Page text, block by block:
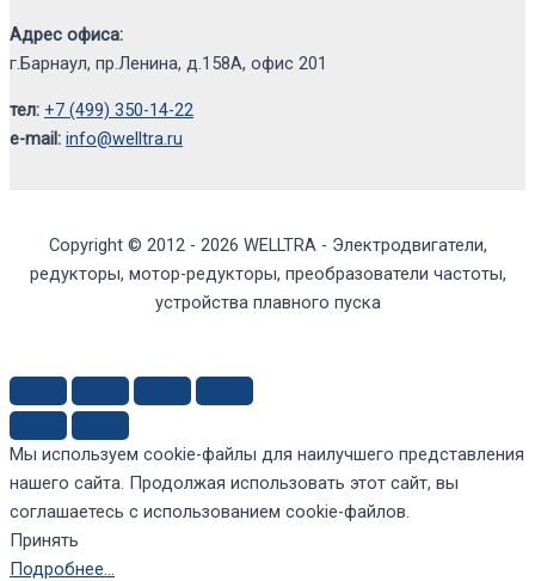
Адрес офиса:
г.Барнаул, пр.Ленина, д.158А, офис 201
тел: +7 (499) 350-14-22
e-mail: info@welltra.ru
Copyright © 2012 - 2026 WELLTRA - Электродвигатели,
редукторы, мотор-редукторы, преобразователи частоты,
устройства плавного пуска
Мы используем cookie-файлы для наилучшего представления
нашего сайта. Продолжая использовать этот сайт, вы
соглашаетесь с использованием cookie-файлов.
Принять
Подробнее…